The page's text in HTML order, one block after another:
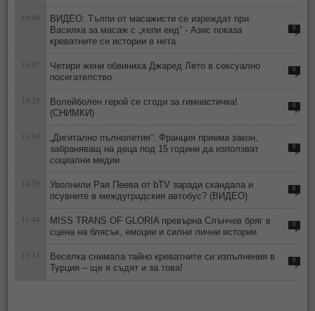
14:04
ВИДЕО: Тълпи от масажисти се изреждат при
Василка за масаж с „хепи енд“ - Азис показа
креватните си истории в нета
0
16:47
Четири жени обвиниха Джаред Лето в сексуално
посегателство
0
14:25
Волейболен герой се сгоди за гимнастичка!
(СНИМКИ)
0
11:54
„Дигитално пълнолетие“: Франция приема закон,
забраняващ на деца под 15 години да използват
социални медии
0
14:29
Уволнили Рая Пеева от bTV заради скандала и
псувните в междуградския автобус? (ВИДЕО)
0
11:44
MISS TRANS OF GLORIA превърна Слънчев бряг в
сцена на блясък, емоции и силни лични истории
0
11:13
Веселка снимала тайно креватните си изпълнения в
Турция – ще я съдят и за това!
0